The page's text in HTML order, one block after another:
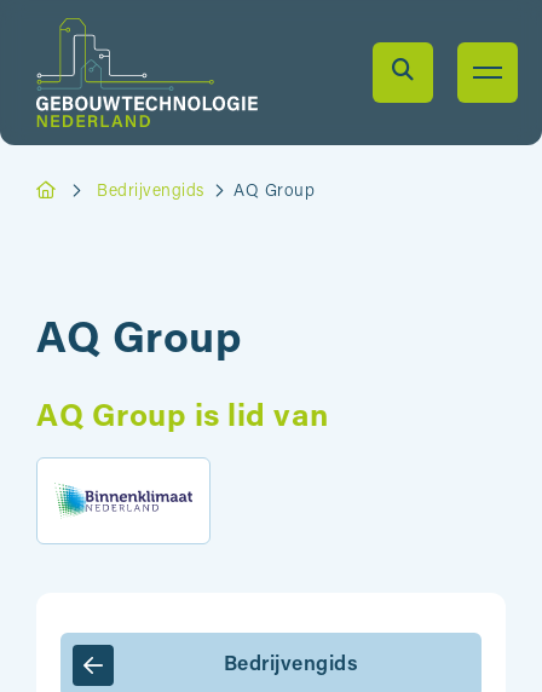
Bedrijvengids AQ Group
AQ Group
AQ Group is lid van
Bedrijvengids